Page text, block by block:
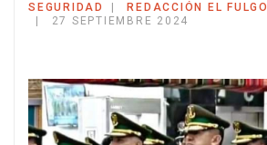
SEGURIDAD
REDACCIÓN EL
27 SEPTIEMBRE 2024